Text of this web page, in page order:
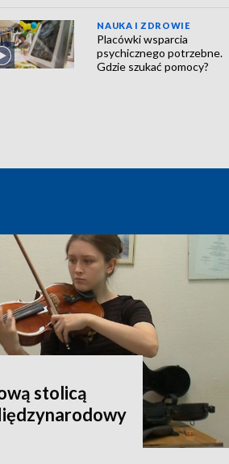
NAUKA I ZDROWIE
Placówki wsparcia
psychicznego potrzebne.
Gdzie szukać pomocy?
stolicą